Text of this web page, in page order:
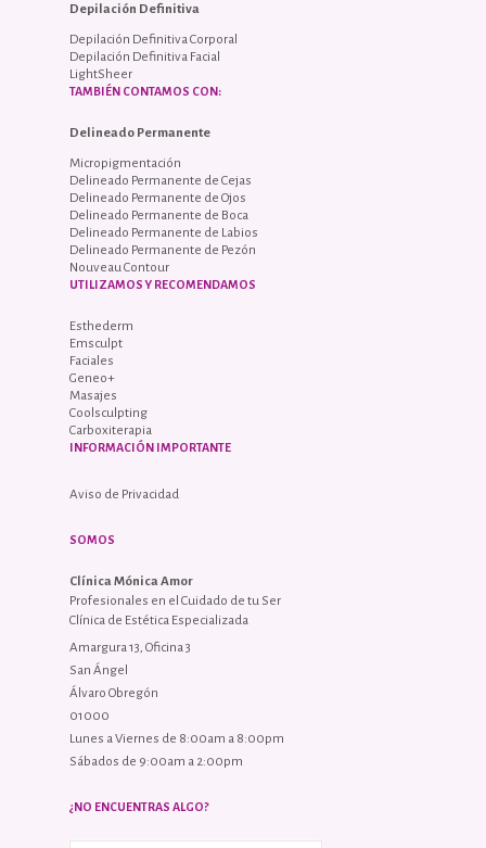
Depilación Definitiva
Depilación Definitiva Corporal
Depilación Definitiva Facial
LightSheer
TAMBIÉN CONTAMOS CON:
Delineado Permanente
Micropigmentación
Delineado Permanente de Cejas
Delineado Permanente de Ojos
Delineado Permanente de Boca
Delineado Permanente de Labios
Delineado Permanente de Pezón
Nouveau Contour
UTILIZAMOS Y RECOMENDAMOS
Esthederm
Emsculpt
Faciales
Geneo+
Masajes
Coolsculpting
Carboxiterapia
INFORMACIÓN IMPORTANTE
Aviso de Privacidad
SOMOS
Clínica Mónica Amor
Profesionales en el Cuidado de tu Ser
Clínica de Estética Especializada
Amargura 13, Oficina 3
San Ángel
Álvaro Obregón
01000
Lunes a Viernes de 8:00am a 8:00pm
Sábados de 9:00am a 2:00pm
¿NO ENCUENTRAS ALGO?